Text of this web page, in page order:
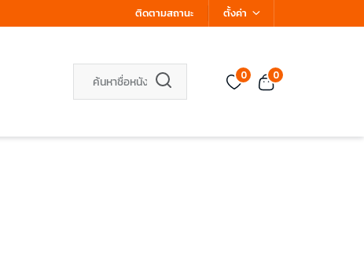
ติดตามสถานะ ตั้งค่า
0 0